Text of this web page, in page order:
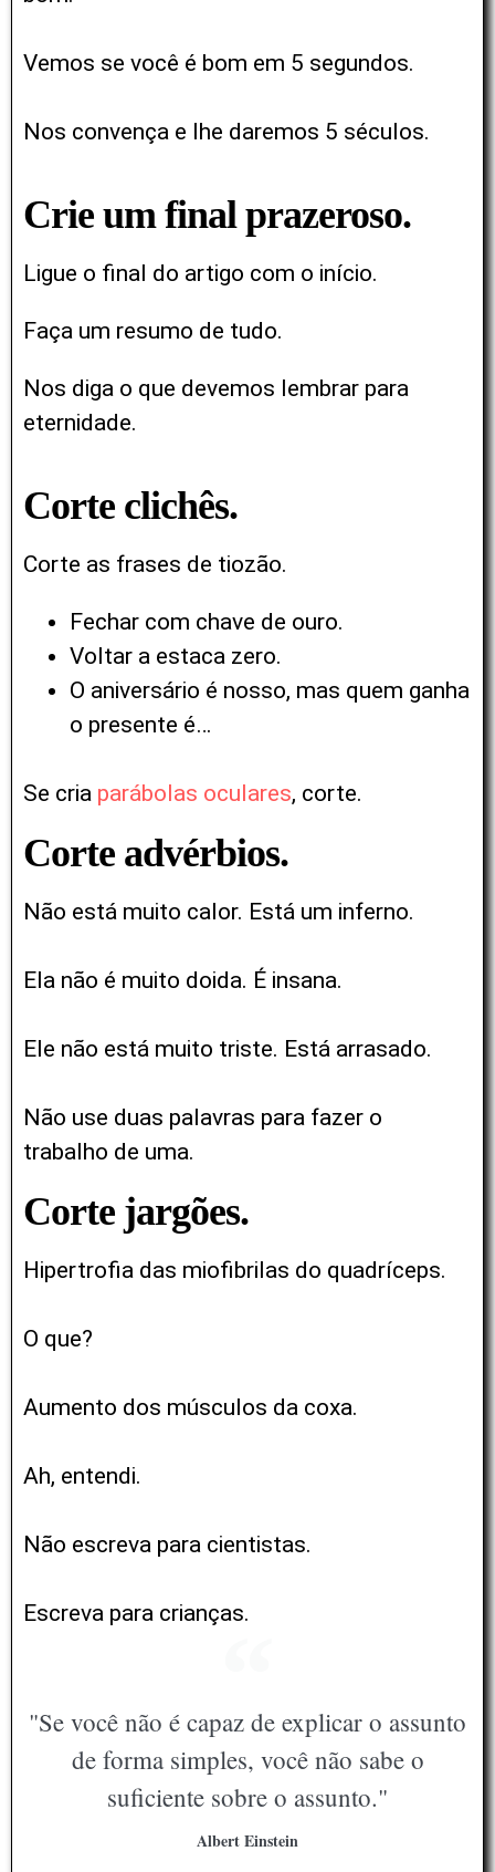
Vemos se você é bom em 5 segundos.
Nos convença e lhe daremos 5 séculos.
Crie um final prazeroso.
Ligue o final do artigo com o início.
Faça um resumo de tudo.
Nos diga o que devemos lembrar para
eternidade.
Corte clichês.
Corte as frases de tiozão.
Fechar com chave de ouro.
Voltar a estaca zero.
O aniversário é nosso, mas quem ganha
o presente é…
Se cria parábolas oculares, corte.
Corte advérbios.
Não está muito calor. Está um inferno.
Ela não é muito doida. É insana.
Ele não está muito triste. Está arrasado.
Não use duas palavras para fazer o
trabalho de uma.
Corte jargões.
Hipertrofia das miofibrilas do quadríceps.
O que?
Aumento dos músculos da coxa.
Ah, entendi.
Não escreva para cientistas.
Escreva para crianças.
"Se você não é capaz de explicar o assunto
de forma simples, você não sabe o
suficiente sobre o assunto."
Albert Einstein